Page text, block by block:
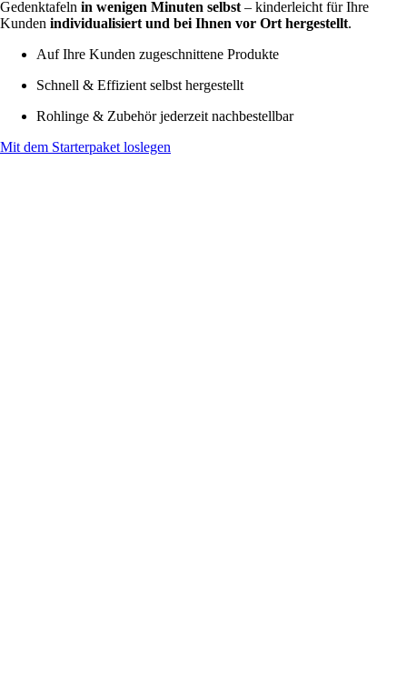
Gedenktafeln in wenigen Minuten selbst – kinderleicht für Ihre
Kunden individualisiert und bei Ihnen vor Ort hergestellt.
Auf Ihre Kunden zugeschnittene Produkte
Schnell & Effizient selbst hergestellt
Rohlinge & Zubehör jederzeit nachbestellbar
Mit dem Starterpaket loslegen